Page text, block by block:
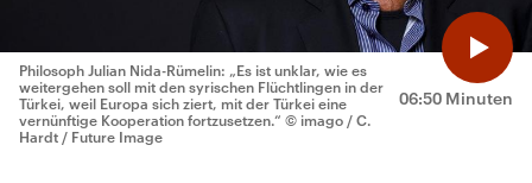
06:50 Minuten
Philosoph Julian Nida-Rümelin: „Es ist unklar, wie es
weitergehen soll mit den syrischen Flüchtlingen in der
Türkei, weil Europa sich ziert, mit der Türkei eine
vernünftige Kooperation fortzusetzen.“ © imago / C.
Hardt / Future Image